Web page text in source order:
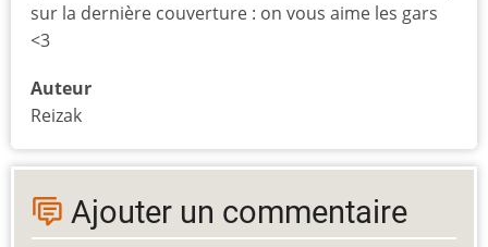
sur la dernière couverture : on vous aime les gars
<3
Auteur
Reizak
Ajouter un commentaire